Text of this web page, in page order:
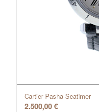
Cartier Pasha Seatimer
2.500,00€